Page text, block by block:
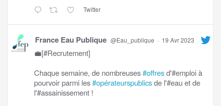
Twitter
France Eau Publique @Eau_publique · 19 Avr 2023
💼[#Recrutement]
Chaque semaine, de nombreuses#offresd'#emploi à
pourvoir parmi les#opérateurspublicsde l'#eau et de
l'#assainissement !